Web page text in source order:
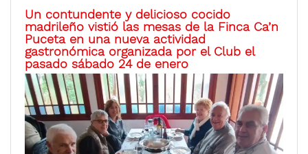
Un contundente y delicioso cocido
madrileño vistió las mesas de la Finca Ca’n
Puceta en una nueva actividad
gastronómica organizada por el Club el
pasado sábado 24 de enero